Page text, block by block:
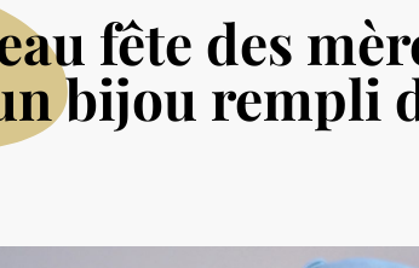
fête des
bijou rempli